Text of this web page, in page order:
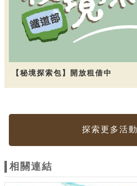
【秘境探索包】開放租借中
探索更多活動
相關連結